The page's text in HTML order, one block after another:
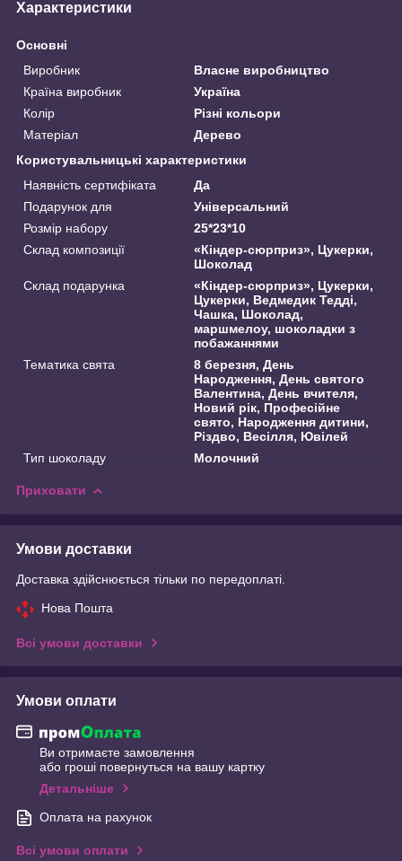
Характеристики
Основні
Виробник
Власне виробництво
Країна виробник
Україна
Колір
Різні кольори
Матеріал
Дерево
Користувальницькі характеристики
Наявність сертифіката
Да
Подарунок для
Універсальний
Розмір набору
25*23*10
Склад композиції
«Кіндер-сюрприз», Цукерки,
Шоколад
Склад подарунка
«Кіндер-сюрприз», Цукерки,
Цукерки, Ведмедик Тедді,
Чашка, Шоколад,
маршмелоу, шоколадки з
побажаннями
Тематика свята
8 березня, День
Народження, День святого
Валентина, День вчителя,
Новий рік, Професійне
свято, Народження дитини,
Різдво, Весілля, Ювілей
Тип шоколаду
Молочний
Приховати
Умови доставки
Доставка здійснюється тільки по передоплаті.
Нова Пошта
Всі умови доставки
Умови оплати
Ви отримаєте замовлення
або гроші повернуться на вашу картку
Детальніше
Оплата на рахунок
Всі умови оплати